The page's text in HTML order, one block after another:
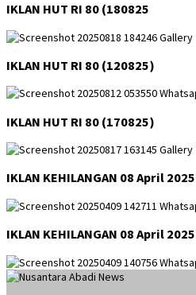
IKLAN HUT RI 80 (180825
IKLAN HUT RI 80 (120825)
IKLAN HUT RI 80 (170825)
IKLAN KEHILANGAN 08 April 2025
IKLAN KEHILANGAN 08 April 2025